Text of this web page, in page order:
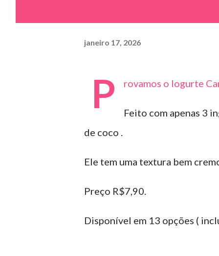
janeiro 17, 2026
P rovamos o Iogurte
Feito com apenas 3
de coco .
Ele tem uma textura bem
Preço R$7,90.
Disponível em 13 opções (